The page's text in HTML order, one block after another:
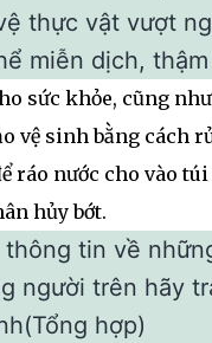
thực vật vượt
miễn dịch,
sức khỏe, cũng
vệ sinh bằng cách
ráo nước cho vào
hủy bớt.
thông tin về
người trên hãy
hợp)